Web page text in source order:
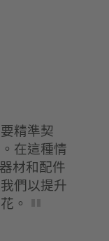
精準契
在這種情
材和配件
們以提升
。